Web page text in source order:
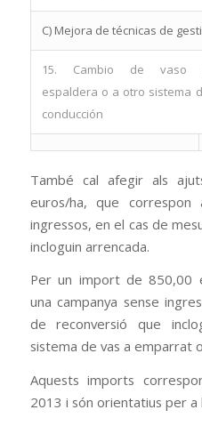
C) Mejora de técnicas de
15. Cambio de vaso
espaldera o a otro sistema
conducción
També cal afegir als
euros/ha, que correspon
ingressos, en el cas de
incloguin arrencada.
Per un import de 850,00
una campanya sense
de reconversió que
sistema de vas a emparrat
Aquests imports
2013 i són orientatius per a